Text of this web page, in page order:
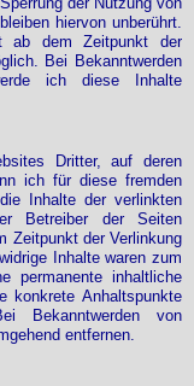
der Nutzung von
hiervon unberührt.
ab dem Zeitpunkt der
Bei Bekanntwerden
ich diese Inhalte
Dritter, auf deren
ich für diese fremden
Inhalte der verlinkten
Betreiber der Seiten
Zeitpunkt der Verlinkung
Inhalte waren zum
permanente inhaltliche
konkrete Anhaltspunkte
Bekanntwerden von
entfernen.